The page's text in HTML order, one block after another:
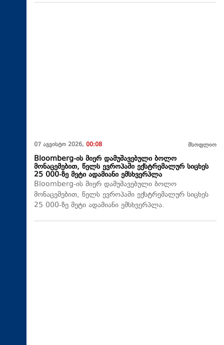
07 აგვისტო 2026, 00:08 მსოფლიო
Bloomberg-ის მიერ დამუშავებული ბოლო
მონაცემებით, წელს ევროპაში ექსტრემალურ სიცხეს
25 000-ზე მეტი ადამიანი ემსხვერპლა
Bloomberg-ის მიერ დამუშავებული ბოლო
მონაცემებით, წელს ევროპაში ექსტრემალურ სიცხეს
25 000-ზე მეტი ადამიანი ემსხვერპლა.